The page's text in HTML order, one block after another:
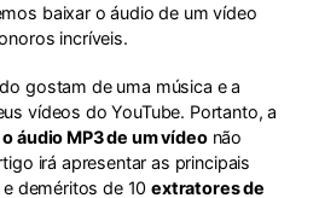
baixar o áudio de um vídeo
incríveis.
gostam de uma música e a
vídeos do YouTube. Portanto, a
áudio MP3 de um vídeo não
irá apresentar as principais
deméritos de 10 extratores de